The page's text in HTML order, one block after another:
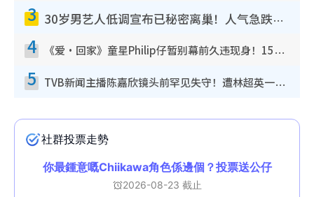
3 30岁男艺人低调宣布已秘密离巢！人气急跌变失踪人口：“这几年过得并不容易”
4 《爱·回家》童星Philip仔暂别幕前久违现身！15岁近况暴风成长长高变帅气少年
5 TVB新闻主播陈嘉欣镜头前罕见失守！遭林超英一句话突袭吓坏当场大笑